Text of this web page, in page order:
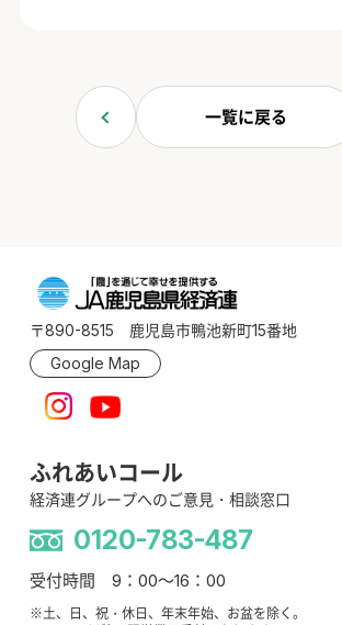
一覧に戻る
〒890-8515 鹿児島市鴨池新町15番地
Google Map
ふれあいコール
経済連グループへのご意見・相談窓口
0120-783-487
受付時間 9：00～16：00
※土、日、祝・休日、年末年始、お盆を除く。